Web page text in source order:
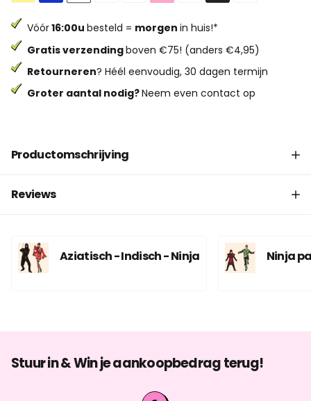
Vóór16:00u besteld = morgen in huis!*
Gratis verzendingboven €75! (anders €4,95)
Retourneren? Héél eenvoudig, 30 dagen termijn
Groter aantal nodig?Neem even contact op
Productomschrijving
Reviews
Aziatisch - Indisch - Ninja Ninja
Stuur in & Win je aankoopbedrag terug!